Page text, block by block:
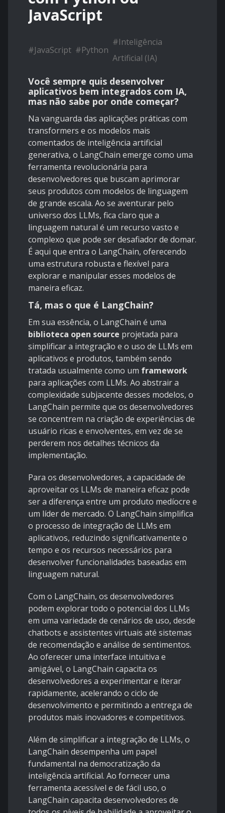
JavaScript
#JavaScript #Python
#Inteligência
Artificial (IA)
Você sempre quis desenvolver
aplicativos bem integrados com IA,
mas não sabe por onde começar?
Na vanguarda das aplicações práticas com
transformers e os modelos mais
comentados de inteligência artificial
generativa, o LangChain emerge como uma
ferramenta revolucionária para
desenvolvedores que buscam aprimorar
seus produtos com modelos de linguagem
de grande escala. Ao se aventurar pelo
universo dos LLMs, fica claro que a
linguagem natural é um recurso vasto e
complexo que pode ser desafiador de domar.
É aqui que entra o LangChain, oferecendo
uma estrutura robusta e flexível para
explorar e manipular esses modelos de
maneira eficaz.
Tá, mas o que é LangChain?
Em sua essência, o LangChain é uma
biblioteca open source projetada para
simplificar a integração e o uso de LLMs em
aplicativos e produtos, também sendo
tratada usualmente como um framework
para aplicações com LLMs. Ao abstrair a
complexidade subjacente desses modelos, o
LangChain permite que os desenvolvedores
se concentrem na criação de experiências de
usuário ricas e envolventes, em vez de se
perderem nos detalhes técnicos da
implementação.
Para os desenvolvedores, a capacidade de
aproveitar os LLMs de maneira eficaz pode
ser a diferença entre um produto medíocre e
um líder de mercado. O LangChain simplifica
o processo de integração de LLMs em
aplicativos, reduzindo significativamente o
tempo e os recursos necessários para
desenvolver funcionalidades baseadas em
linguagem natural.
Com o LangChain, os desenvolvedores
podem explorar todo o potencial dos LLMs
em uma variedade de cenários de uso, desde
chatbots e assistentes virtuais até sistemas
de recomendação e análise de sentimentos.
Ao oferecer uma interface intuitiva e
amigável, o LangChain capacita os
desenvolvedores a experimentar e iterar
rapidamente, acelerando o ciclo de
desenvolvimento e permitindo a entrega de
produtos mais inovadores e competitivos.
Além de simplificar a integração de LLMs, o
LangChain desempenha um papel
fundamental na democratização da
inteligência artificial. Ao fornecer uma
ferramenta acessível e de fácil uso, o
LangChain capacita desenvolvedores de